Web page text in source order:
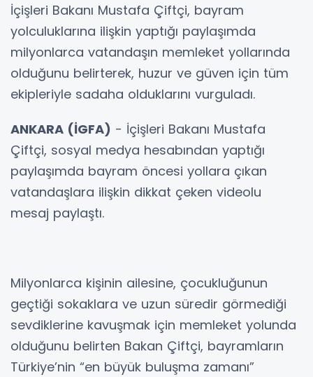
İçişleri Bakanı Mustafa Çiftçi, bayram
yolculuklarına ilişkin yaptığı paylaşımda
milyonlarca vatandaşın memleket yollarında
olduğunu belirterek, huzur ve güven için tüm
ekipleriyle sadaha olduklarını vurguladı.
ANKARA (İGFA) - İçişleri Bakanı Mustafa
Çiftçi, sosyal medya hesabından yaptığı
paylaşımda bayram öncesi yollara çıkan
vatandaşlara ilişkin dikkat çeken videolu
mesaj paylaştı.
Milyonlarca kişinin ailesine, çocukluğunun
geçtiği sokaklara ve uzun süredir görmediği
sevdiklerine kavuşmak için memleket yolunda
olduğunu belirten Bakan Çiftçi, bayramların
Türkiye’nin “en büyük buluşma zamanı”